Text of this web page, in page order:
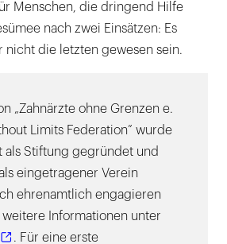
Menschen, die dringend Hilfe
nach zwei Einsätzen: Es
nicht die letzten gewesen sein.
„Zahnärzte ohne Grenzen e.
Limits Federation” wurde
als Stiftung gegründet und
eingetragener Verein
ehrenamtlich engagieren
Informationen unter
. Für eine erste